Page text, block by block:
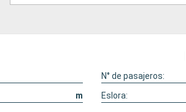
N° de pasajeros:
m Eslora: